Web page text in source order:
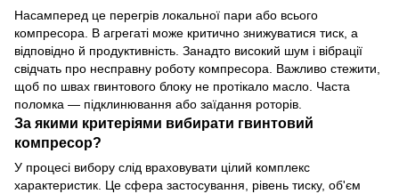
Насамперед це перегрів локальної пари або всього
компресора. В агрегаті може критично знижуватися тиск, а
відповідно й продуктивність. Занадто високий шум і вібрації
свідчать про несправну роботу компресора. Важливо стежити,
щоб по швах гвинтового блоку не протікало масло. Часта
поломка — підклинювання або заїдання роторів.
За якими критеріями вибирати гвинтовий
компресор?
У процесі вибору слід враховувати цілий комплекс
характеристик. Це сфера застосування, рівень тиску, об'єм